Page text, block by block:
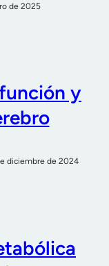
de 2025
y
diciembre de 2024